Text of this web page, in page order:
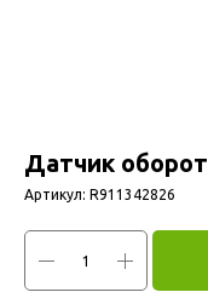
Датчик
Артикул: R911342826